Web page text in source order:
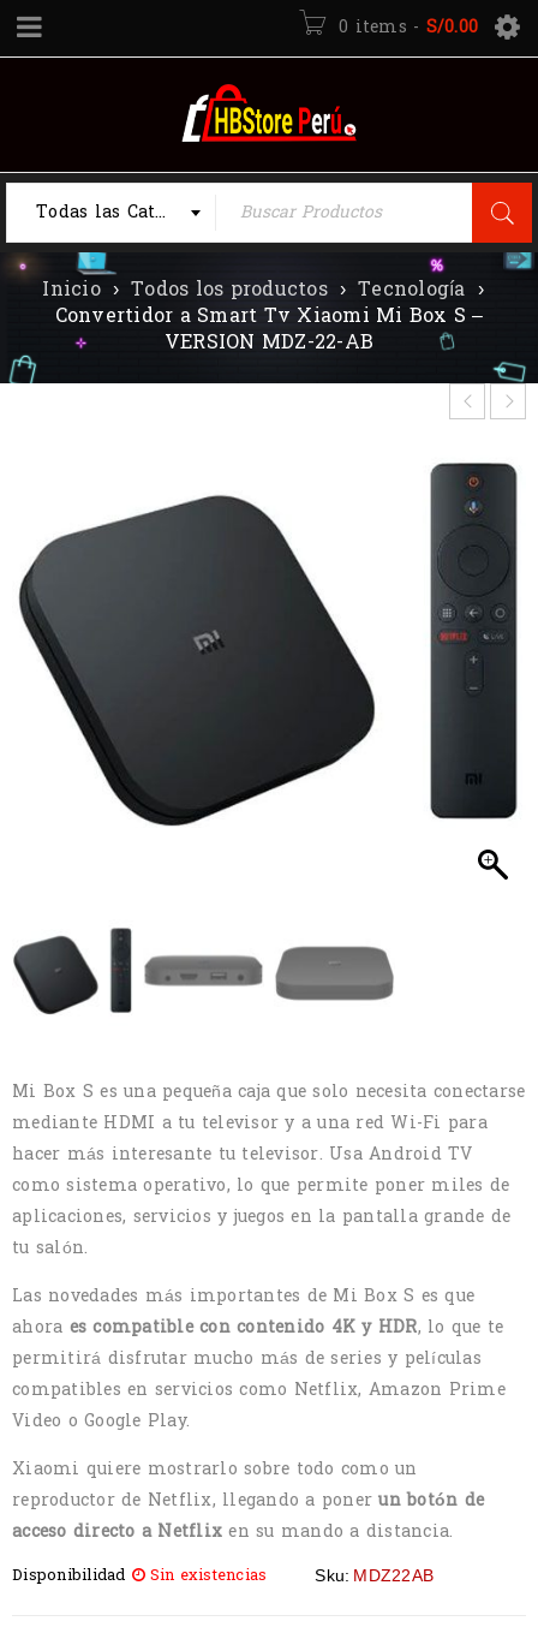
0 items - S/0.00
Todas las Categorias
Inicio › Todos los productos › Tecnología ›
Convertidor a Smart Tv Xiaomi Mi Box S –
VERSION MDZ-22-AB
Mi Box S es una pequeña caja que solo necesita conectarse
mediante HDMI a tu televisor y a una red Wi-Fi para
hacer más interesante tu televisor. Usa Android TV
como sistema operativo, lo que permite poner miles de
aplicaciones, servicios y juegos en la pantalla grande de
tu salón.
Las novedades más importantes de Mi Box S es que
ahora es compatible con contenido 4K y HDR, lo que te
permitirá disfrutar mucho más de series y películas
compatibles en servicios como Netflix, Amazon Prime
Video o Google Play.
Xiaomi quiere mostrarlo sobre todo como un
reproductor de Netflix, llegando a ponerun botón de
acceso directo a Netflixen su mando a distancia.
Disponibilidad Sin existencias Sku: MDZ22AB